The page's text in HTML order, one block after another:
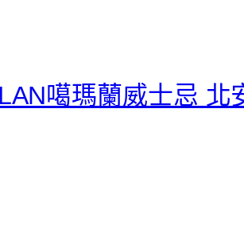
噶瑪蘭威士忌 北